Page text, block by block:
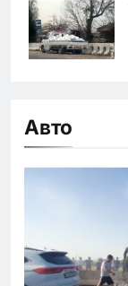
Авто